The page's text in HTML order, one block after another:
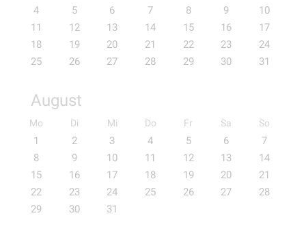
4
5 6 7 8 9
10
11
12 13 14 15 16
17
18
19 20 21 22 23
24
25
26 27 28 29 30 31
August
Mo Di Mi Do Fr Sa So
1 2 3 4 5 6
7
8
9 10 11 12 13
14
15
16 17 18 19 20
21
22
23 24 25 26 27
28
29
30 31